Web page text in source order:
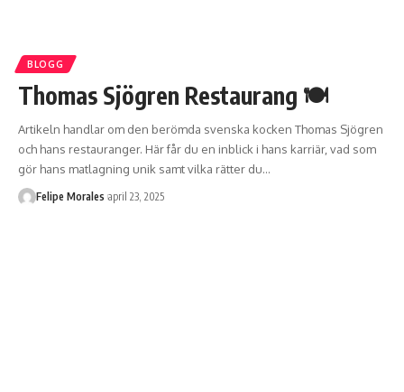
BLOGG
Thomas Sjögren Restaurang 🍽️
Artikeln handlar om den berömda svenska kocken Thomas Sjögren
och hans restauranger. Här får du en inblick i hans karriär, vad som
gör hans matlagning unik samt vilka rätter du…
Felipe Morales april 23, 2025